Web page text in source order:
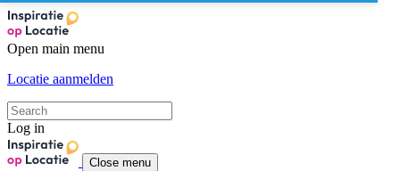
Open main menu
Locatie aanmelden
Log in
Close menu